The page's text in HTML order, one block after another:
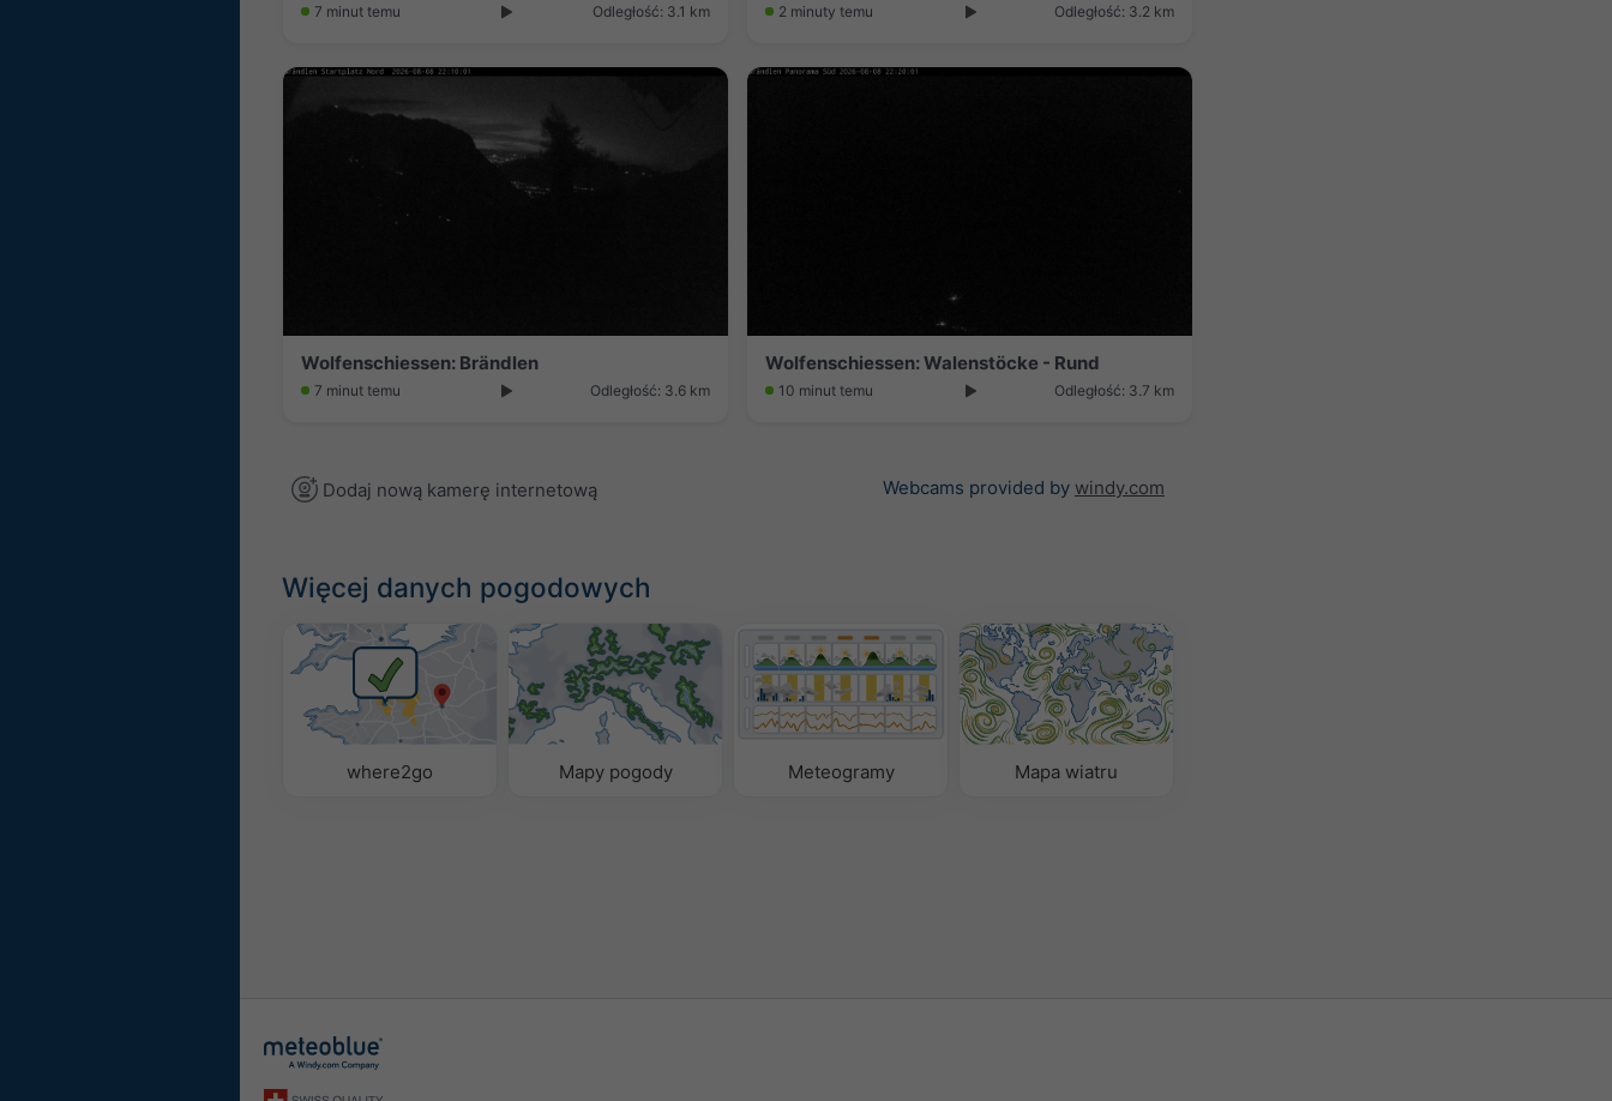
7 minut temu Odległość: 3.1 km 2 minuty temu Odległość: 3.2 km
Wolfenschiessen: Brändlen
7 minut temu Odległość: 3.6 km
Wolfenschiessen: Walenstöcke - Rund
10 minut temu Odległość: 3.7 km
Dodaj nową kamerę internetową Webcams provided by windy.com
Więcej danych pogodowych
where2go Mapy pogody Meteogramy Mapa wiatru